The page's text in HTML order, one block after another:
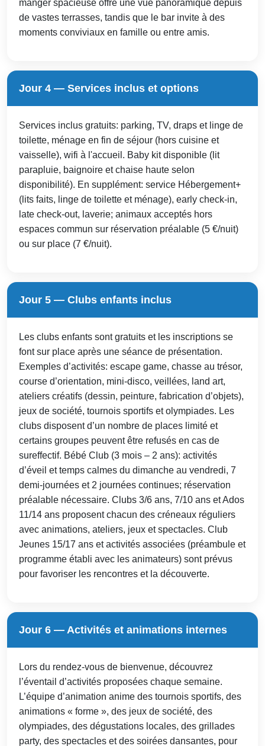
manger spacieuse offre une vue panoramique depuis
de vastes terrasses, tandis que le bar invite à des
moments conviviaux en famille ou entre amis.
Jour 4 — Services inclus et options
Services inclus gratuits: parking, TV, draps et linge de
toilette, ménage en fin de séjour (hors cuisine et
vaisselle), wifi à l'accueil. Baby kit disponible (lit
parapluie, baignoire et chaise haute selon
disponibilité). En supplément: service Hébergement+
(lits faits, linge de toilette et ménage), early check-in,
late check-out, laverie; animaux acceptés hors
espaces commun sur réservation préalable (5 €/nuit)
ou sur place (7 €/nuit).
Jour 5 — Clubs enfants inclus
Les clubs enfants sont gratuits et les inscriptions se
font sur place après une séance de présentation.
Exemples d’activités: escape game, chasse au trésor,
course d’orientation, mini-disco, veillées, land art,
ateliers créatifs (dessin, peinture, fabrication d’objets),
jeux de société, tournois sportifs et olympiades. Les
clubs disposent d’un nombre de places limité et
certains groupes peuvent être refusés en cas de
sureffectif. Bébé Club (3 mois – 2 ans): activités
d’éveil et temps calmes du dimanche au vendredi, 7
demi-journées et 2 journées continues; réservation
préalable nécessaire. Clubs 3/6 ans, 7/10 ans et Ados
11/14 ans proposent chacun des créneaux réguliers
avec animations, ateliers, jeux et spectacles. Club
Jeunes 15/17 ans et activités associées (préambule et
programme établi avec les animateurs) sont prévus
pour favoriser les rencontres et la découverte.
Jour 6 — Activités et animations internes
Lors du rendez‑vous de bienvenue, découvrez
l’éventail d’activités proposées chaque semaine.
L’équipe d’animation anime des tournois sportifs, des
animations « forme », des jeux de société, des
olympiades, des dégustations locales, des grillades
party, des spectacles et des soirées dansantes, pour